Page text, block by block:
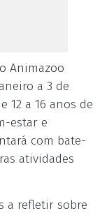
Animazoo
a 3 de
12 a 16 anos de
estar e
com bate-
atividades
a refletir sobre